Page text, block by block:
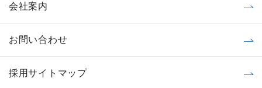
会社案内
お問い合わせ
採用サイトマップ